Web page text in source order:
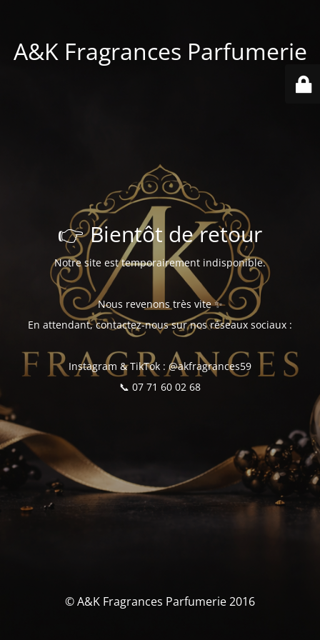
A&K Fragrances Parfumerie
👉 Bientôt de retour
Notre site est temporairement indisponible.
Nous revenons très vite ✨
En attendant, contactez-nous sur nos réseaux sociaux :
Instagram & TikTok : @akfragrances59
📞 07 71 60 02 68
© A&K Fragrances Parfumerie 2016